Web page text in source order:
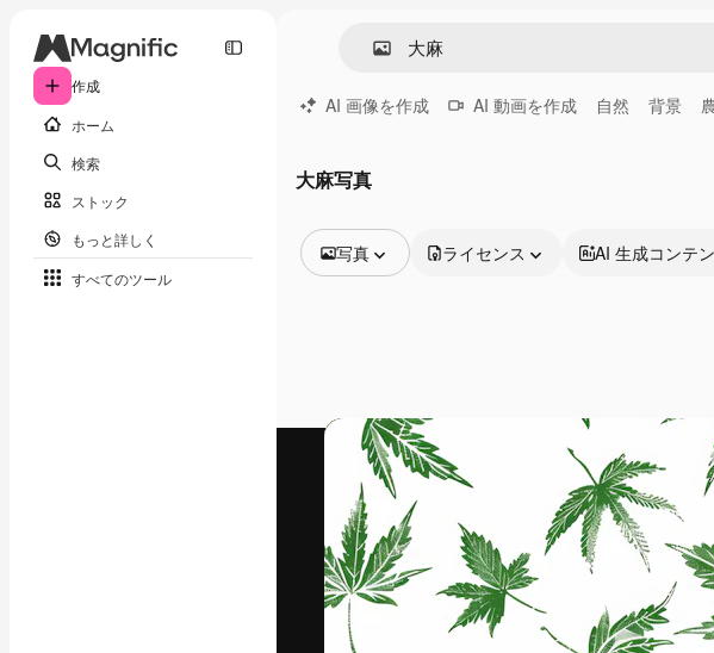
作成
ホーム
検索
ストック
もっと詳しく
すべてのツール
AI 画像を作成 AI 動画を作成 自然 背景
大麻写真
写真
動画
映像素材
モーショングラフィックス
動画テンプレート
アイコン
3D モデル
フォント
ライセンス AI 生成コンテ
最高のクリエイティブ制作を導くため
ットフォーム。クリエイター、企業、
店、スタジオを含む100万人以上が利